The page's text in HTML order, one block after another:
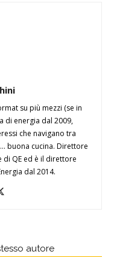
su più mezzi (se in
di energia dal 2009,
che navigano tra
buona cucina. Direttore
di QE ed è il direttore
dal 2014.
autore